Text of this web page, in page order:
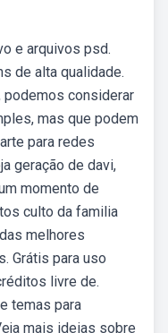
e arquivos psd.
de alta qualidade.
podemos considerar
mas que podem
para redes
geração de davi,
momento de
culto da familia
melhores
Grátis para uso
livre de.
temas para
mais ideias sobre